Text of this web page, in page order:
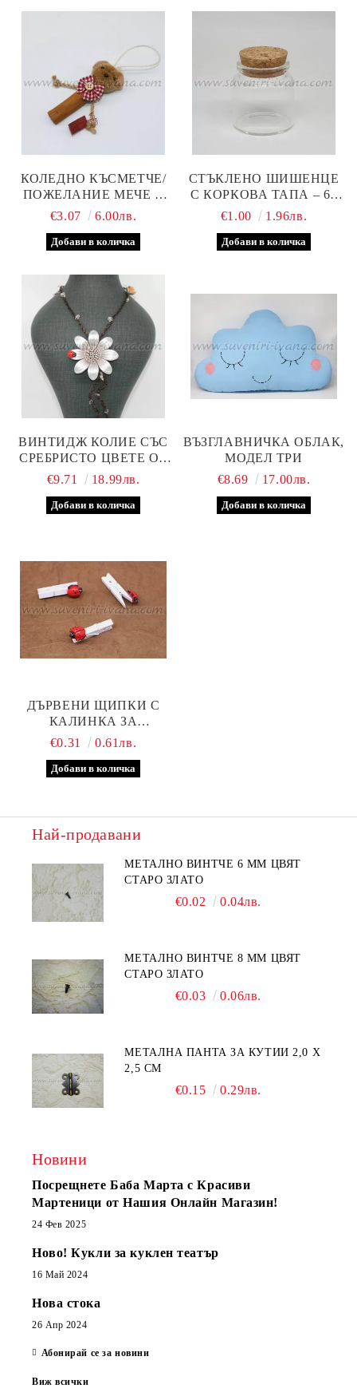
КОЛЕДНО КЪСМЕТЧЕ/
ПОЖЕЛАНИЕ МЕЧЕ С
КАНЕЛА
€3.07 6.00лв.
СТЪКЛЕНО ШИШЕНЦЕ
С КОРКОВА ТАПА – 60
МЛ
€1.00 1.96лв.
ВИНТИДЖ КОЛИЕ СЪС
СРЕБРИСТО ЦВЕТЕ ОТ
ЕСТЕСТВЕНА КОЖА
€9.71 18.99лв.
ВЪЗГЛАВНИЧКА ОБЛАК,
МОДЕЛ ТРИ
€8.69
17.00лв.
ДЪРВЕНИ ЩИПКИ С
КАЛИНКА ЗА
ДЕКОРАЦИЯ 4,5 Х 0,7 СМ
€0.31 0.61лв.
Най-продавани
МЕТАЛНО ВИНТЧЕ 6 ММ ЦВЯТ
СТАРО ЗЛАТО
€0.02 0.04лв.
МЕТАЛНО ВИНТЧЕ 8 ММ ЦВЯТ
СТАРО ЗЛАТО
€0.03 0.06лв.
МЕТАЛНА ПАНТА ЗА КУТИИ 2,0 Х
2,5 СМ
€0.15 0.29лв.
Новини
Посрещнете Баба Марта с Красиви
Мартеници от Нашия Онлайн Магазин!
24 Фев 2025
Ново! Кукли за куклен театър
16 Май 2024
Нова стока
26 Апр 2024
Абонирай се за новини
Виж всички